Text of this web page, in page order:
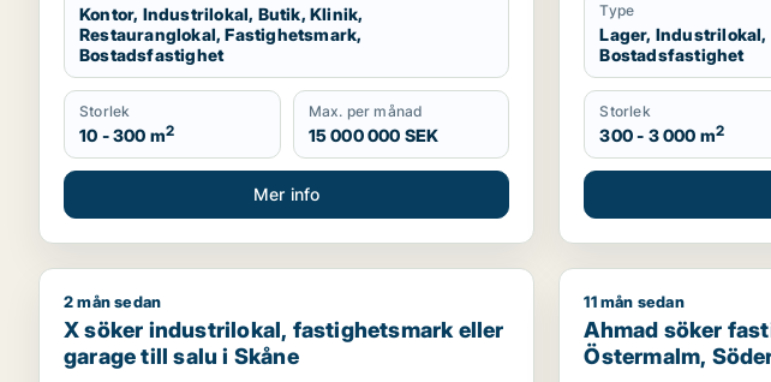
Kontor, Industrilokal, Butik, Klinik,
Restauranglokal, Fastighetsmark,
Bostadsfastighet
Storlek
10 - 300 m2
Max. per månad
15 000 000 SEK
Mer info
Type
Lager,
Bostadsfastighet
Storlek
300 - 3 000 m2
X söker industrilokal, fastighetsmark eller garage till salu i Skåne
2 mån sedan
X söker industrilokal, fastighetsmark eller
garage till salu i Skåne
Ahmad söker
11 mån sedan
Ahmad söker
Östermalm,